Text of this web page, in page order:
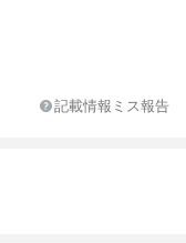
記載情報ミス報告